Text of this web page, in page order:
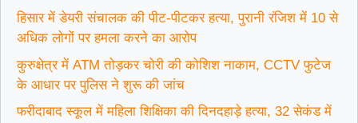
हिसार में डेयरी संचालक की पीट-पीटकर हत्या, पुरानी रंजिश में 10 से
अधिक लोगों पर हमला करने का आरोप
कुरुक्षेत्र में ATM तोड़कर चोरी की कोशिश नाकाम, CCTV फुटेज
के आधार पर पुलिस ने शुरू की जांच
फरीदाबाद स्कूल में महिला शिक्षिका की दिनदहाड़े हत्या, 32 सेकंड में